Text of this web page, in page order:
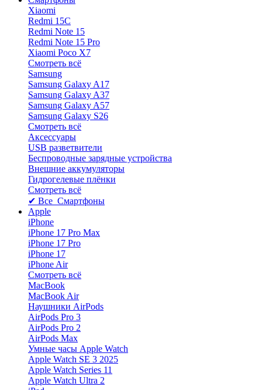
Xiaomi
Redmi 15C
Redmi Note 15
Redmi Note 15 Pro
Xiaomi Poco X7
Смотреть всё
Samsung
Samsung Galaxy A17
Samsung Galaxy A37
Samsung Galaxy A57
Samsung Galaxy S26
Смотреть всё
Аксессуары
USB разветвители
Беспроводные зарядные устройства
Внешние аккумуляторы
Гидрогелевые плёнки
Смотреть всё
✔ Все Смартфоны
Apple
iPhone
iPhone 17 Pro Max
iPhone 17 Pro
iPhone 17
iPhone Air
Смотреть всё
MacBook
MacBook Air
Наушники AirPods
AirPods Pro 3
AirPods Pro 2
AirPods Max
Умные часы Apple Watch
Apple Watch SE 3 2025
Apple Watch Series 11
Apple Watch Ultra 2